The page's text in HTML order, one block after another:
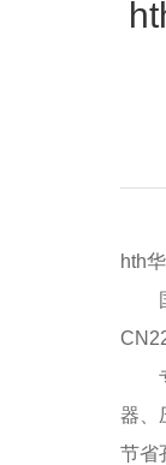
hth
国
专
器、
节省